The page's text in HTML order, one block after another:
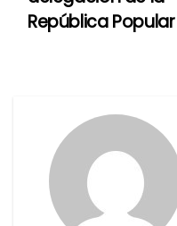
v
República